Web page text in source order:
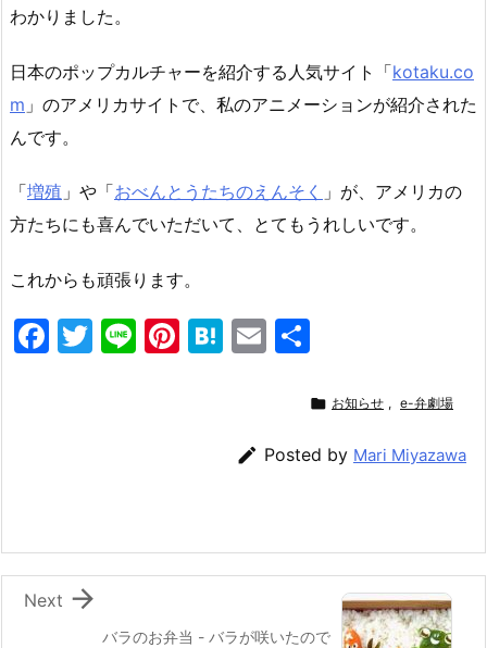
わかりました。
日本のポップカルチャーを紹介する人気サイト「kotaku.co
m 」のアメリカサイトで、私のアニメーションが紹介された
んです。
「増殖 」や「おべんとうたちのえんそく 」が、アメリカの
方たちにも喜んでいただいて、とてもうれしいです。
これからも頑張ります。
F
o
k
T
Li Pi H
a
E
l
 お知らせ , e-弁劇場
 Posted by Mari Miyazawa
バラのお弁当 - バラが咲いたので

Next